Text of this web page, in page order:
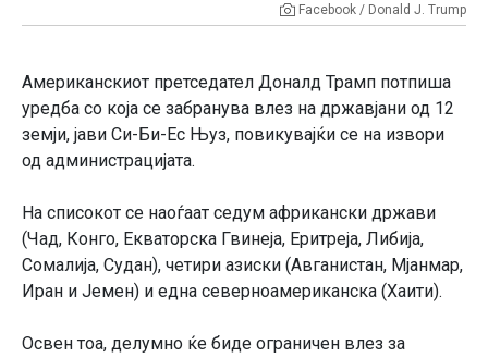
Facebook / Donald J. Trump
Американскиот претседател Доналд Трамп потпиша
уредба со која се забранува влез на државјани од 12
земји, јави Си-Би-Ес Њуз, повикувајќи се на извори
од администрацијата.
На списокот се наоѓаат седум африкански држави
(Чад, Конго, Екваторска Гвинеја, Еритреја, Либија,
Сомалија, Судан), четири азиски (Авганистан, Мјанмар,
Иран и Јемен) и една северноамериканска (Хаити).
Освен тоа, делумно ќе биде ограничен влез за